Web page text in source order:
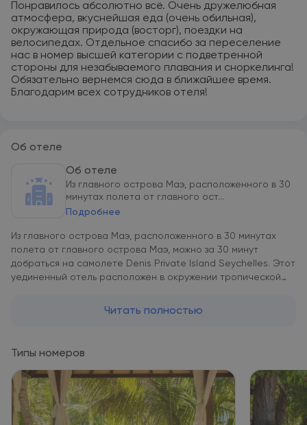
Понравилось абсолютно всё. Очень дружелюбная
атмосфера, вкуснейшая еда (очень обильная),
окружающая природа (восторг), поездки на
велосипедах. Отдельное спасибо за переселение
нас в номер высшей категории с подветренной
стороны для незабываемого плавания и сноркелинга!
Обязательно вернемся сюда в ближайшее время.
Благодарим всех сотрудников отеля!
Об отеле
Об отеле
Из главного острова Маэ, расположенного в 30
минутах полета от главного ост...
Подробнее
Из главного острова Маэ, расположенного в 30 минутах
полета от главного острова Маэ, можно за 30 минут
добраться на самолете Denis Private Island Seychelles. Этот
уединенный отель расположен в окружении тропической
Private Island располагают частным пляжем,
большинстве номеров имеется большой балкон с
шезлонгами, с которого открывается вид на море. Гости
могут посетить ресторан на острове с концепцией «до
стола» и полюбоваться закатом. В отеле Denis Private
Island работает спа-салон, где гости могут побаловать
Читать полностью
Типы номеров